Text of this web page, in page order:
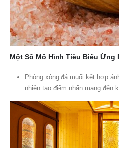
Một Số Mô Hình Tiêu Biểu Ứng
Phòng xông đá muối kết hợp
nhiên tạo điểm nhấn mang đến